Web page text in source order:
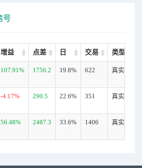
号
增益 点差 日 交易 类型
107.91% 1756.2 19.8% 622 真实
-4.17% 290.5 22.6% 351 真实
56.48% 2487.3 33.6% 1406 真实